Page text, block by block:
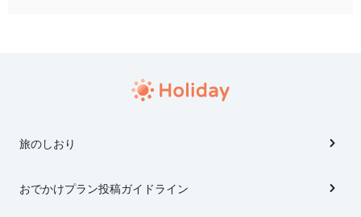
旅のしおり
おでかけプラン投稿ガイドライン